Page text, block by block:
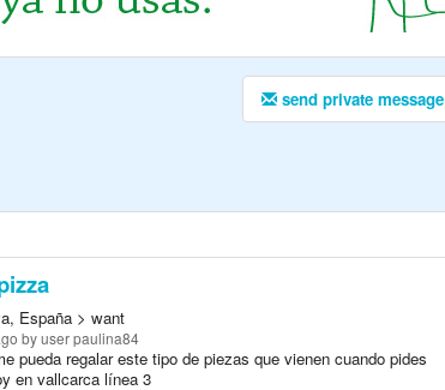
send private message
España > want
by user paulina84
pueda regalar este tipo de piezas que vienen cuando pides
en vallcarca línea 3